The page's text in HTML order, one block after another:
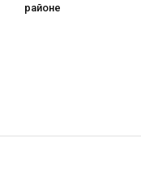
районе